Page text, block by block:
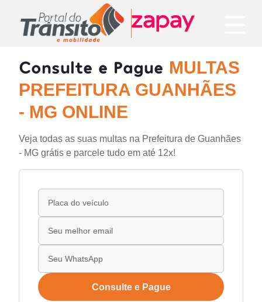
Consulte e Pague MULTAS
PREFEITURA GUANHÃES
- MG ONLINE
Veja todas as suas multas na Prefeitura de Guanhães
- MG grátis e parcele tudo em até 12x!
Consulte e Pague